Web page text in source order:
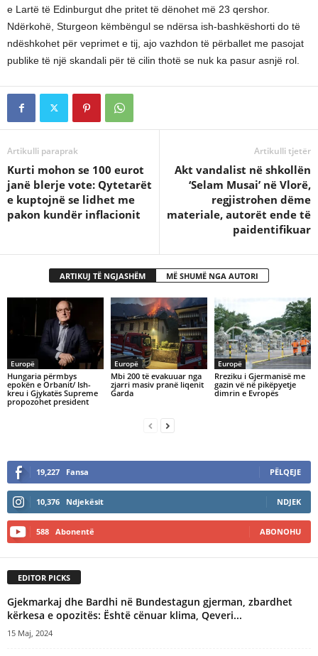
e Lartë të Edinburgut dhe pritet të dënohet më 23 qershor.
Ndërkohë, Sturgeon këmbëngul se ndërsa ish-bashkëshorti do të
ndëshkohet për veprimet e tij, ajo vazhdon të përballet me pasojat
publike të një skandali për të cilin thotë se nuk ka pasur asnjë rol.
Artikulli paraprak
Kurti mohon se 100 eurot
janë blerje vote: Qytetarët
e kuptojnë se lidhet me
pakon kundër inflacionit
Artikulli tjetër
Akt vandalist në shkollën
‘Selam Musai’ në Vlorë,
regjistrohen dëme
materiale, autorët ende të
paidentifikuar
ARTIKUJ TË NGJASHËM MË SHUMË NGA AUTORI
Europë
Hungaria përmbys
epokën e Orbanit/ Ish-
kreu i Gjykatës Supreme
propozohet president
Europë
Mbi 200 të evakuuar nga
zjarri masiv pranë liqenit
Garda
Europë
​Rreziku i Gjermanisë me
gazin vë në pikëpyetje
dimrin e Evropës
19,227 Fansa PËLQEJE
10,376 Ndjekësit NDJEK
588 Abonentë ABONOHU
EDITOR PICKS
Gjekmarkaj dhe Bardhi në Bundestagun gjerman, zbardhet
kërkesa e opozitës: Është cënuar klima, Qeveri...
15 Maj, 2024